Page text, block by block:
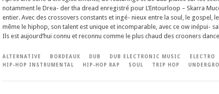
notamment le Drea- der tha dread enregistré pour L’Entourloop – Skarra
entier. Avec des crossovers constants et ingé- nieux entre la soul, le gospel,
même le hiphop, son talent est unique et incomparable, avec ce ow inépui-
Ils est aujourd’hui connu et reconnu comme le plus chaud des crooners
ALTERNATIVE BORDEAUX DUB DUB ELECTRONIC MUSIC
ELECTRO
HIP-HOP INSTRUMENTAL
HIP-HOP RAP SOUL TRIP HOP